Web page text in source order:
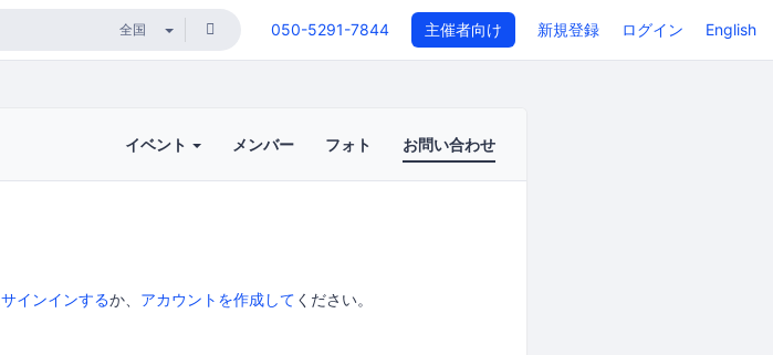
050-5291-7844 主催者向け 新規登録 ログイン English
イベント メンバー フォト お問い合わせ
サインインするか、 アカウントを作成して ください。